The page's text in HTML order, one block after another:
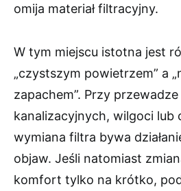
omija materiał filtracyjny.
W tym miejscu istotna jest
„czystszym powietrzem” a
zapachem”. Przy
kanalizacyjnych, wilgoci lub
wymiana filtra bywa
objaw. Jeśli natomiast
komfort tylko na krótko,